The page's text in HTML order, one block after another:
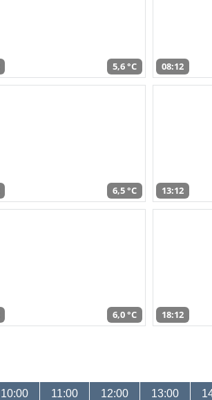
5,6 °C 08:12
6,5 °C 13:12
6,0 °C 18:12
10:00 11:00 12:00 13:00